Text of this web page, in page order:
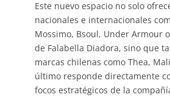
Este nuevo espacio no solo
nacionales e internacionales
Mossimo, Bsoul, Under Armour
de Falabella Diadora, sino que
marcas chilenas como Thea,
último responde directamente
focos estratégicos de la